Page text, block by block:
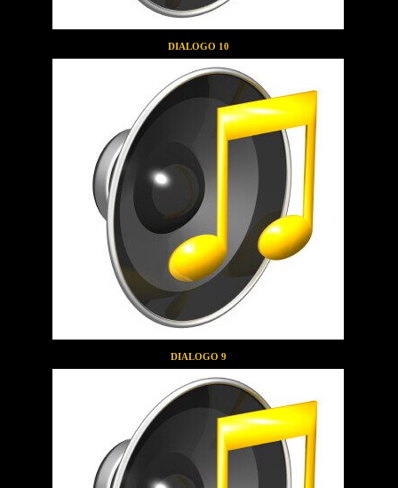
DIALOGO 10
DIALOGO 9